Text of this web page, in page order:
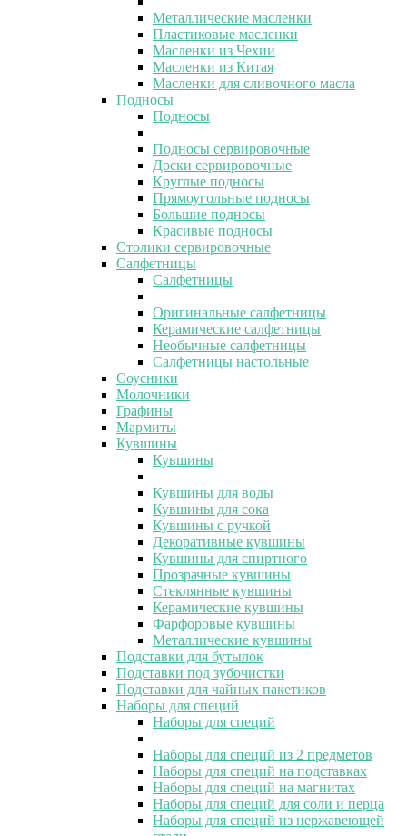
Металлические масленки
Пластиковые масленки
Масленки из Чехии
Масленки из Китая
Масленки для сливочного масла
Подносы
Подносы
Подносы сервировочные
Доски сервировочные
Круглые подносы
Прямоугольные подносы
Большие подносы
Красивые подносы
Столики сервировочные
Салфетницы
Салфетницы
Оригинальные салфетницы
Керамические салфетницы
Необычные салфетницы
Салфетницы настольные
Соусники
Молочники
Графины
Мармиты
Кувшины
Кувшины
Кувшины для воды
Кувшины для сока
Кувшины с ручкой
Декоративные кувшины
Кувшины для спиртного
Прозрачные кувшины
Стеклянные кувшины
Керамические кувшины
Фарфоровые кувшины
Металлические кувшины
Подставки для бутылок
Подставки под зубочистки
Подставки для чайных пакетиков
Наборы для специй
Наборы для специй
Наборы для специй из 2 предметов
Наборы для специй на подставках
Наборы для специй на магнитах
Наборы для специй для соли и перца
Наборы для специй из нержавеющей